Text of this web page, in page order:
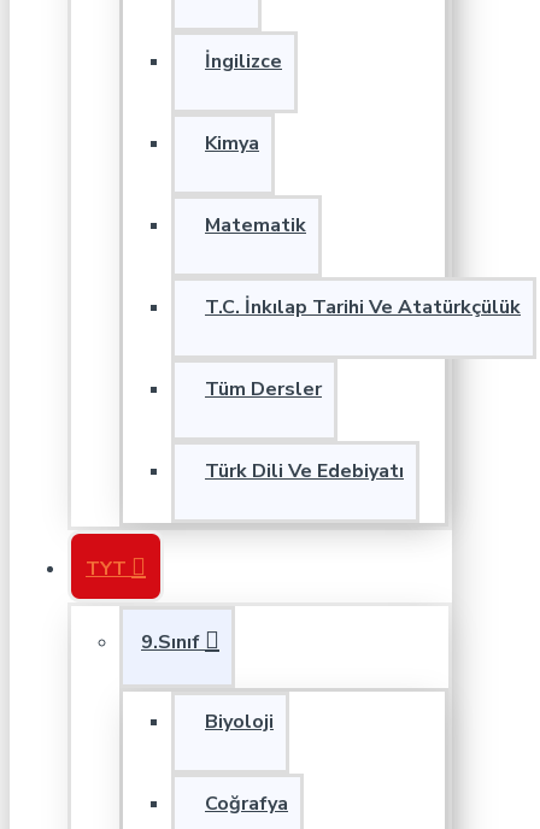
İngilizce
Kimya
Matematik
T.C. İnkılap Tarihi Ve Atatürkçülük
Tüm Dersler
Türk Dili Ve Edebiyatı
TYT
9.Sınıf
Biyoloji
Coğrafya